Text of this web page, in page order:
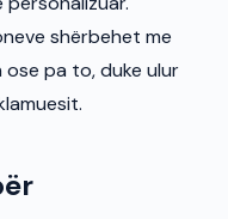
shërbehet me
pa to, duke ulur